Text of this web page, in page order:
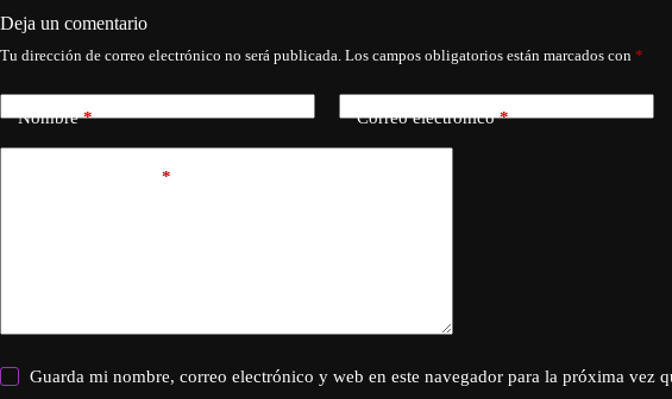
Deja un comentario
Tu dirección de correo electrónico no será publicada. Los campos obligatorios están marcados con *
Nombre* Correo electrónico*
*
Guarda mi nombre, correo electrónico y web en este navegador para la próxima vez